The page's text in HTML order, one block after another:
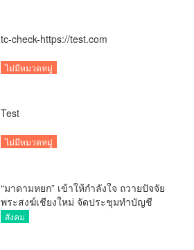
tc-check-https://test.com
ไม่มีหมวดหมู่
Test
ไม่มีหมวดหมู่
“มาดามหยก” เข้าให้กำลังใจ ถวายปัจจัย
พระสงฆ์เชียงใหม่ จัดประชุมทำบัญชี
รายรับรายจ่ายของวัด กว่า 300 รูป ที่วัด
สังคม